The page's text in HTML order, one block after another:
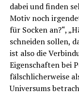
dabei und finden
Motiv noch
für Socken an?“,
schneiden sollen,
ist also die
Eigenschaften bei
fälschlicherweise
Universums